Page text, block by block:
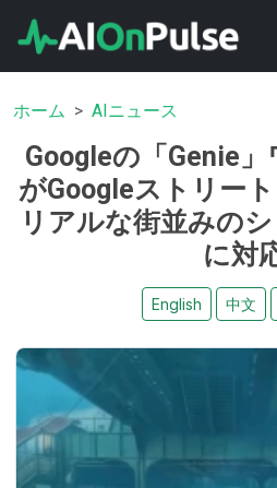
ホーム AIニュース
Googleの「Genie
がGoogleストリー
リアルな街並みの
に対
English 中文